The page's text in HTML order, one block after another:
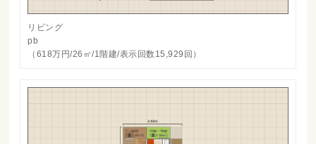
リビング
pb
（618万円/26㎡/1階建/表示回数15,929回）